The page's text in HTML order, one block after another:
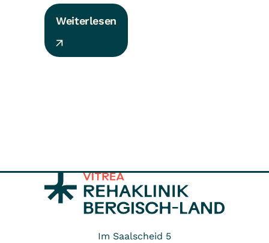
Weiterlesen
Im Saalscheid 5